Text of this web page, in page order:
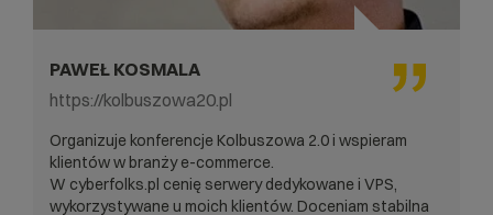
PAWEŁ KOSMALA
https://kolbuszowa20.pl
Organizuje konferencje Kolbuszowa 2.0 i wspieram
klientów w branży e-commerce.
W cyberfolks.pl cenię serwery dedykowane i VPS,
wykorzystywane u moich klientów. Doceniam stabilna